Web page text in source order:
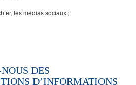
les médias sociaux ;
DES
D’INFORMATIONS